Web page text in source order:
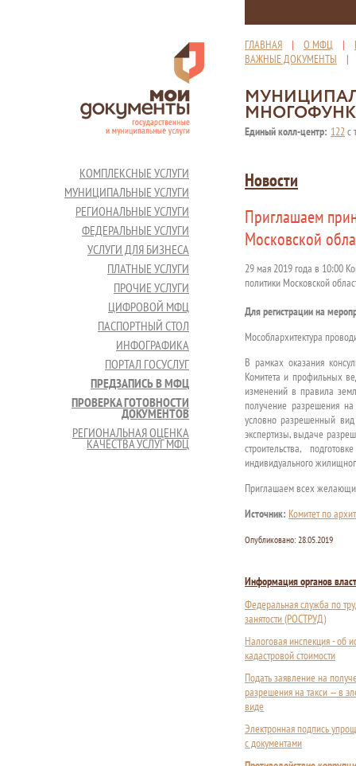
ГЛАВНАЯ | О МФЦ |
ВАЖНЫЕ ДОКУМЕНТЫ
Единый колл-центр: 122с
КОМПЛЕКСНЫЕ УСЛУГИ
МУНИЦИПАЛЬНЫЕ УСЛУГИ
РЕГИОНАЛЬНЫЕ УСЛУГИ
ФЕДЕРАЛЬНЫЕ УСЛУГИ
УСЛУГИ ДЛЯ БИЗНЕСА
ПЛАТНЫЕ УСЛУГИ
ПРОЧИЕ УСЛУГИ
ЦИФРОВОЙ МФЦ
ПАСПОРТНЫЙ СТОЛ
ИНФОГРАФИКА
ПОРТАЛ ГОСУСЛУГ
ПРЕДЗАПИСЬ В МФЦ
ПРОВЕРКА ГОТОВНОСТИ
ДОКУМЕНТОВ
РЕГИОНАЛЬНАЯ ОЦЕНКА
КАЧЕСТВА УСЛУГ МФЦ
Новости
Приглашаем
Московской
29 мая 2019 года в 10:00
политики Московской
Для регистрации на
Мособлархитектура
В рамках оказания
Комитета и профильных
изменений в правила
получение разрешения
условно разрешенный вид
экспертизы, выдаче
строительства,
индивидуального
Приглашаем всех
Источник: Комитет по
Опубликовано: 28.05.2019
Информация органов
Федеральная служба по
занятости (РОСТРУД)
Налоговая инспекция - об
кадастровой стоимости
Подать заявление на
разрешения на такси — в
виде
Электронная подпись
с документами